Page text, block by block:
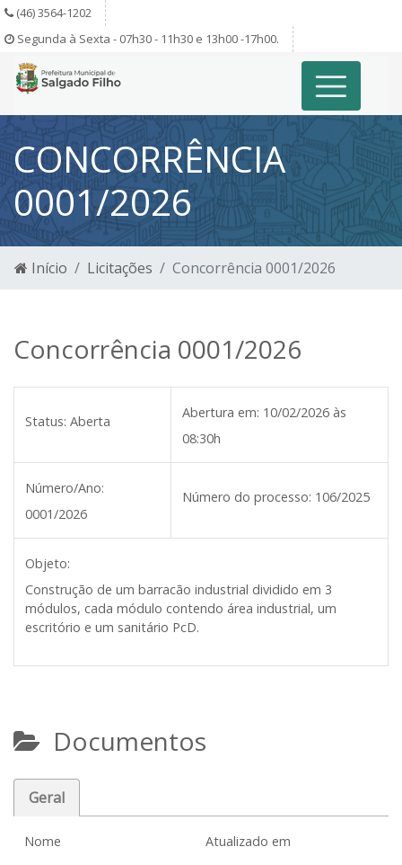
(46) 3564-1202
Segunda à Sexta - 07h30 - 11h30 e 13h00 -17h00.
CONCORRÊNCIA
0001/2026
Início Licitações Concorrência 0001/2026
Concorrência 0001/2026
Status: Aberta
Abertura em: 10/02/2026 às
08:30h
Número/Ano:
0001/2026
Número do processo: 106/2025
Objeto:
Construção de um barracão industrial dividido em 3
módulos, cada módulo contendo área industrial, um
escritório e um sanitário PcD.
Documentos
Geral
Nome Atualizado em